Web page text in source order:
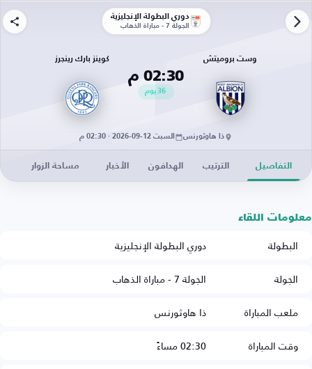
دوري البطولة الإنجليزية
الجولة 7 - مباراة الذهاب
وست بروميتش
02:30 م
36يوم
كوينز بارك رينجرز
ذا هاوثورنس السبت 12-09-2026 · 02:30 م
التفاصيل الترتيب الهدافون الأخبار مساحة الزوار
معلومات اللقاء
البطولة
دوري البطولة الإنجليزية
الجولة
الجولة 7 - مباراة الذهاب
ملعب المباراة
ذا هاوثورنس
وقت المباراة
02:30 مساءً